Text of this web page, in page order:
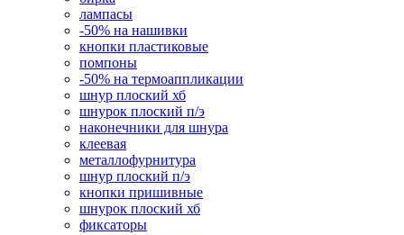
лампасы
-50% на нашивки
кнопки пластиковые
помпоны
-50% на термоаппликации
шнур плоский хб
шнурок плоский п/э
наконечники для шнура
клеевая
металлофурнитура
шнур плоский п/э
кнопки пришивные
шнурок плоский хб
фиксаторы